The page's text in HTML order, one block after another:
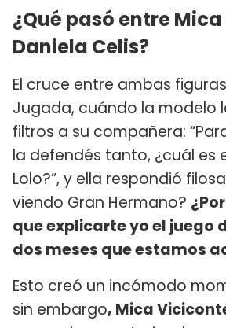
¿Qué pasó entre
Daniela Celis?
El cruce entre ambas
Jugada, cuándo la modelo
filtros a su compañera:
la defendés tanto, ¿cuál es
Lolo?”, y ella respondió
viendo Gran Hermano?
que explicarte yo el juego
dos meses que estamos
Esto creó un incómodo
sin embargo, Mica